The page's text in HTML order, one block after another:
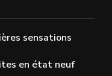
sensations
en état neuf